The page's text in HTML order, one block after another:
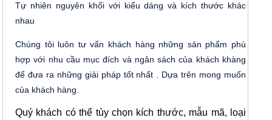
Tự nhiên nguyên khối với kiểu dáng và kích thước khác
nhau
Chúng tôi luôn tư vấn khách hàng những sản phẩm phù
hợp với nhu cầu mục đích và ngân sách của khách khàng
để đưa ra những giải pháp tốt nhất . Dựa trên mong muốn
của khách hàng.
Quý khách có thể tùy chọn kích thước, mẫu mã, loại